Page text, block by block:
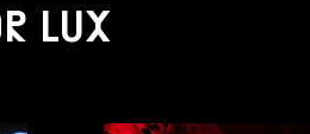
LUX